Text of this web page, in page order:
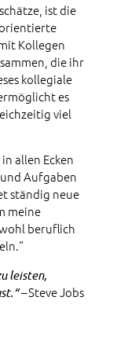
ist die
Kollegen
die ihr
kollegiale
es
viel
allen Ecken
Aufgaben
ständig neue
meine
beruflich
leisten,
–Steve Jobs